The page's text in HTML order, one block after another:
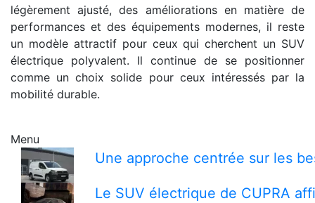
légèrement ajusté, des améliorations en matière de
performances et des équipements modernes, il reste
un modèle attractif pour ceux qui cherchent un SUV
électrique polyvalent. Il continue de se positionner
comme un choix solide pour ceux intéressés par la
mobilité durable.
Menu
Une approche centrée sur les
Le SUV électrique de CUPRA